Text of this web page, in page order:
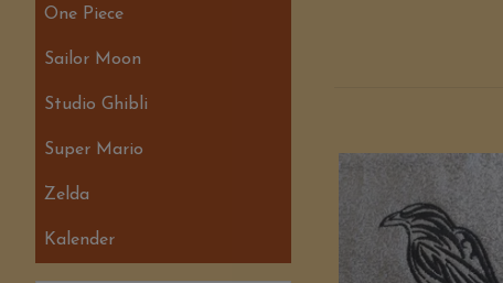
One Piece
Sailor Moon
Studio Ghibli
Super Mario
Zelda
Kalender